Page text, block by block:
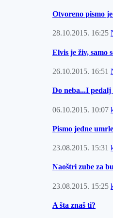
Otvoreno pismo
28.10.2015. 16:25
Elvis je živ, samo
26.10.2015. 16:51
Do neba...I pedalj
06.10.2015. 10:07
Pismo jedne
23.08.2015. 15:31
Naoštri zube za
23.08.2015. 15:25
A šta znaš ti?